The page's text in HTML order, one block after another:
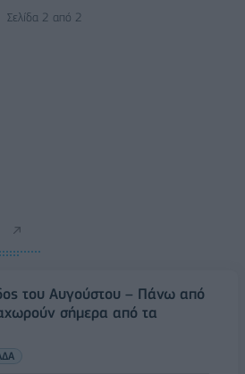
Σελίδα 2 από 2
του Αυγούστου – Πάνω από
σήμερα από τα